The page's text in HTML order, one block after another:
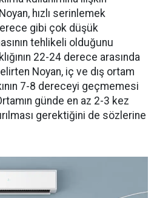
hızlı serinlemek
gibi çok düşük
tehlikeli olduğunu
22-24 derece arasında
Noyan, iç ve dış ortam
7-8 dereceyi geçmemesi
günde en az 2-3 kez
gerektiğini de sözlerine